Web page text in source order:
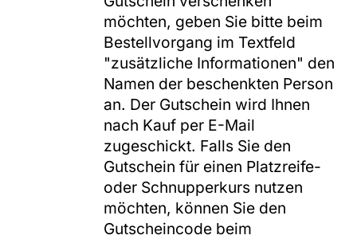
möchten, geben Sie bitte beim
Bestellvorgang im Textfeld
"zusätzliche Informationen" den
Namen der beschenkten Person
an. Der Gutschein wird Ihnen
nach Kauf per E-Mail
zugeschickt. Falls Sie den
Gutschein für einen Platzreife-
oder Schnupperkurs nutzen
möchten, können Sie den
Gutscheincode beim